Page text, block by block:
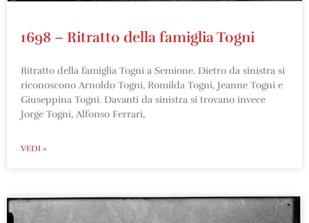
1698 – Ritratto della famiglia Togni
Ritratto della famiglia Togni a Semione. Dietro da sinistra si
riconoscono Arnoldo Togni, Romilda Togni, Jeanne Togni e
Giuseppina Togni. Davanti da sinistra si trovano invece
Jorge Togni, Alfonso Ferrari,
VEDI »